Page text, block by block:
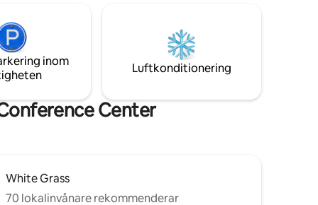
Davis
mil bort. Oavsett friluftsliv du njuter av
har Tucker Co de bästa platserna att
utforska. Och höghastighets wifi.
inom
Luftkonditionering
Center
White Grass
70 lokalinvånare rekommenderar